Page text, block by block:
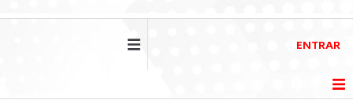
ENTRAR